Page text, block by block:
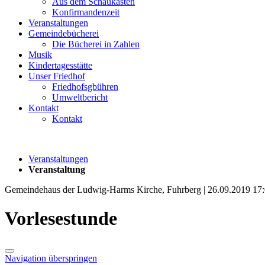
Konfirmandenzeit
Veranstaltungen
Gemeindebücherei
Die Bücherei in Zahlen
Musik
Kindertagesstätte
Unser Friedhof
Friedhofsgbühren
Umweltbericht
Kontakt
Kontakt
Veranstaltungen
Veranstaltung
Gemeindehaus der Ludwig-Harms Kirche, Fuhrberg | 26.09.2019
Vorlesestunde
Navigation überspringen